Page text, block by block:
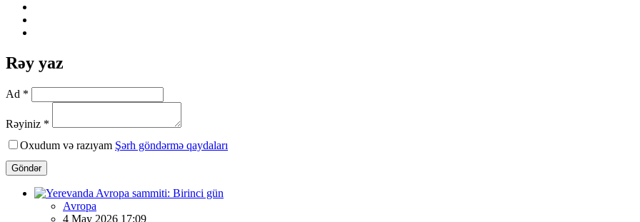
Rəy yaz
Ad *
Rəyiniz *
Oxudum və razıyam Şərh göndərmə qaydaları
Göndər
Avropa
4 May 2026 17:09